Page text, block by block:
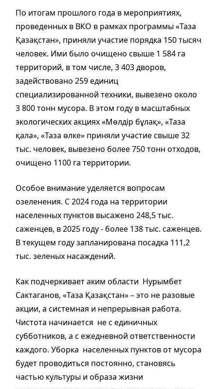
По итогам прошлого года в мероприятиях,
проведенных в ВКО в рамках программы «Таза
Қазақстан», приняли участие порядка 150 тысяч
человек. Ими было очищено свыше 1 584 га
территорий, в том числе, 3 403 дворов,
задействовано 259 единиц
специализированной техники, вывезено около
3 800 тонн мусора. В этом году в масштабных
экологических акциях «Мөлдір бұлақ», «Таза
қала», «Таза өлке» приняли участие свыше 32
тыс. человек, вывезено более 750 тонн отходов,
очищено 1100 га территории.
Особое внимание уделяется вопросам
озеленения. С 2024 года на территории
населенных пунктов высажено 248,5 тыс.
саженцев, в 2025 году - более 138 тыс. саженцев.
В текущем году запланирована посадка 111,2
тыс. зеленых насаждений.
Как подчеркивает аким области Нурымбет
Сактаганов, «Таза Қазақстан» – это не разовые
акции, а системная и непрерывная работа.
Чистота начинается не с единичных
субботников, а с ежедневной ответственности
каждого. Уборка населенных пунктов от мусора
будет проводиться постоянно, становясь
частью культуры и образа жизни